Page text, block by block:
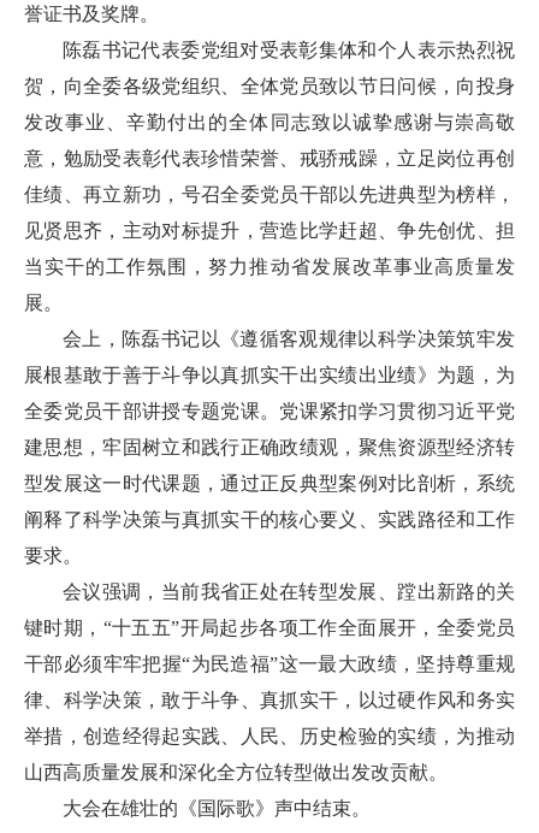
誉证书及奖牌。
陈磊书记代表委党组对受表彰集体和个人表示热烈祝
贺，向全委各级党组织、全体党员致以节日问候，向投身
发改事业、辛勤付出的全体同志致以诚挚感谢与崇高敬
意，勉励受表彰代表珍惜荣誉、戒骄戒躁，立足岗位再创
佳绩、再立新功，号召全委党员干部以先进典型为榜样，
见贤思齐，主动对标提升，营造比学赶超、争先创优、担
当实干的工作氛围，努力推动省发展改革事业高质量发
展。
会上，陈磊书记以《遵循客观规律以科学决策筑牢发
展根基敢于善于斗争以真抓实干出实绩出业绩》为题，为
全委党员干部讲授专题党课。党课紧扣学习贯彻习近平党
建思想，牢固树立和践行正确政绩观，聚焦资源型经济转
型发展这一时代课题，通过正反典型案例对比剖析，系统
阐释了科学决策与真抓实干的核心要义、实践路径和工作
要求。
会议强调，当前我省正处在转型发展、蹚出新路的关
键时期，“十五五”开局起步各项工作全面展开，全委党员
干部必须牢牢把握“为民造福”这一最大政绩，坚持尊重规
律、科学决策，敢于斗争、真抓实干，以过硬作风和务实
举措，创造经得起实践、人民、历史检验的实绩，为推动
山西高质量发展和深化全方位转型做出发改贡献。
大会在雄壮的《国际歌》声中结束。